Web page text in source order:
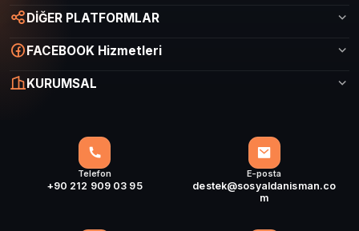
DİĞER PLATFORMLAR
FACEBOOK Hizmetleri
KURUMSAL
Telefon
+90 212 909 03 95
E-posta
destek@sosyaldanisman.co
m